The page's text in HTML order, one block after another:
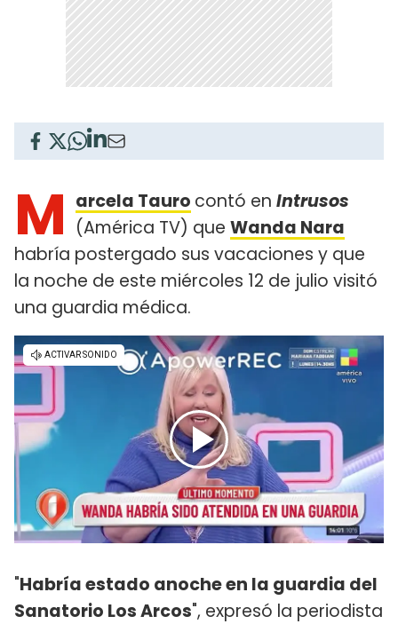
M arcela Tauro contó en Intrusos
(América TV) que Wanda Nara
habría postergado sus vacaciones y que
la noche de este miércoles 12 de julio visitó
una guardia médica.
"Habría estado anoche en la guardia del
Sanatorio Los Arcos", expresó la periodista